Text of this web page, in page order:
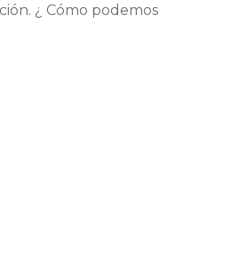
¿ Cómo podemos